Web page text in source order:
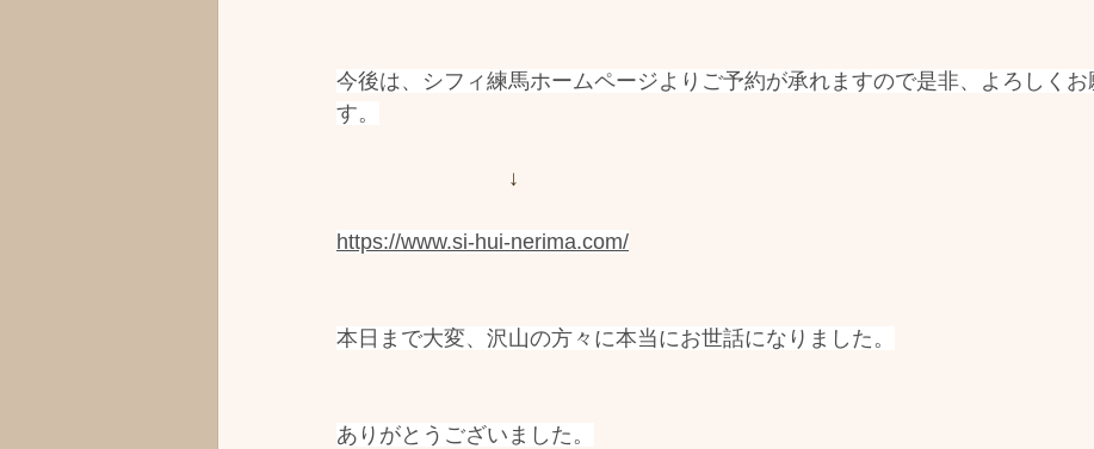
今後は、シフィ練馬ホームページよりご予約が承れますので是非、よろしくお
す。
↓
https://www.si-hui-nerima.com/
本日まで大変、沢山の方々に本当にお世話になりました。
ありがとうございました。